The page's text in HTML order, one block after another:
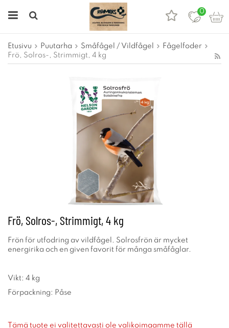
0
Etusivu Puutarha Småfågel / Vildfågel
Fågelfoder
Frö, Solros-, Strimmigt, 4 kg
Frö, Solros-, Strimmigt, 4 kg
Frön för utfodring av vildfågel. Solrosfrön är mycket
energirika och en given favorit för många småfåglar.
Vikt: 4 kg
Förpackning: Påse
Tämä tuote ei valitettavasti ole valikoimaamme tällä